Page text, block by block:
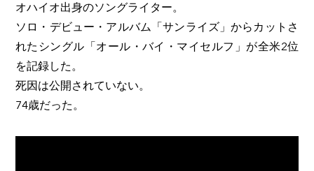
オハイオ出身のソングライター。
ソロ・デビュー・アルバム「サンライズ」からカットさ
れたシングル「オール・バイ・マイセルフ」が全米2位
を記録した。
死因は公開されていない。
74歳だった。